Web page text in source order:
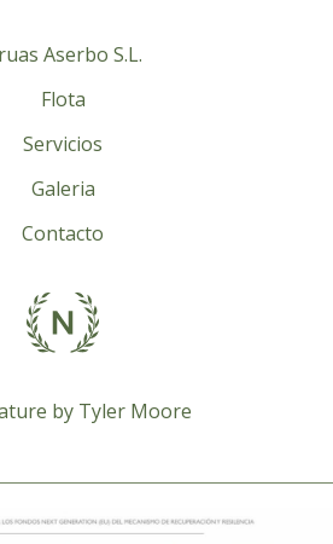
Aserbo S.L.
Flota
Servicios
Galeria
Contacto
by Tyler Moore